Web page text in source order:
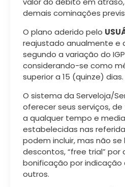
demais cominações
O plano aderido pelo
reajustado anualmente
segundo a variação do
considerando-se como
superior a 15 (quinze) dias.
O sistema da Serveloja/
oferecer seus serviços,
a qualquer tempo e
estabelecidas nas
podem incluir, mas não se
descontos, “free trial”
bonificação por indicação
outros.